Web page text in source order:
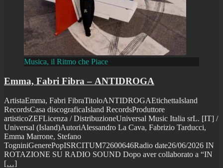
Musica, il Ritmo che Piace
Emma, Fabri Fibra – ANTIDROGA
ArtistaEmma, Fabri FibraTitoloANTIDROGAEtichettaIsland
RecordsCasa discograficaIsland RecordsProduttore
artisticoZEFLicenza / DistribuzioneUniversal Music Italia srL. [IT] /
Universal (Island)AutoriAlessandro La Cava, Fabrizio Tarducci,
Emma Marrone, Stefano
TogniniGenerePopISRCITUM72600646Radio date26/06/2026 IN
ROTAZIONE SU RADIO SOUND Dopo aver collaborato a “IN
[…]